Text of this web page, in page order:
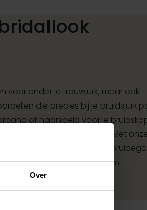
Over
voor onder je trouwjurk, maar ook
die precies bij je bruidsjurk
of haarspeld voor je
bijpassende accessoires. Met
accessoires voor bruid en
jouw jurk of trouwkostuum.